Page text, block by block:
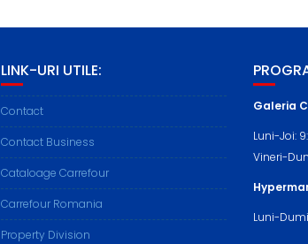
LINK-URI UTILE:
Contact
Contact Business
Cataloage Carrefour
Carrefour Romania
Property Division
Galeria
Luni-Joi:
Vineri-
Luni-